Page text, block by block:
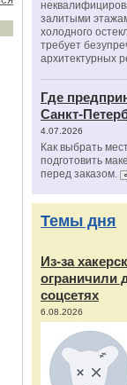
залитыми
холодного
требует
архитектурных
Где
Санкт-
4.07.2026
Как выбрать
подготовить
перед заказом.
Темы дня
Из‑за
ограничили
соцсетях
6.08.2026